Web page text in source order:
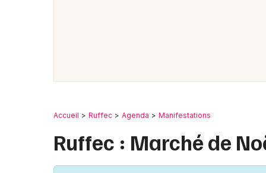
Accueil Ruffec Agenda Manifestations
Ruffec : Marché de